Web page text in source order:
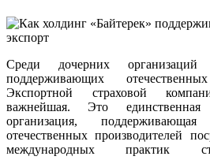
Среди дочерних организаций
поддерживающих
Экспортной страховой
важнейшая. Это
организация,
отечественных производителей
международных практик